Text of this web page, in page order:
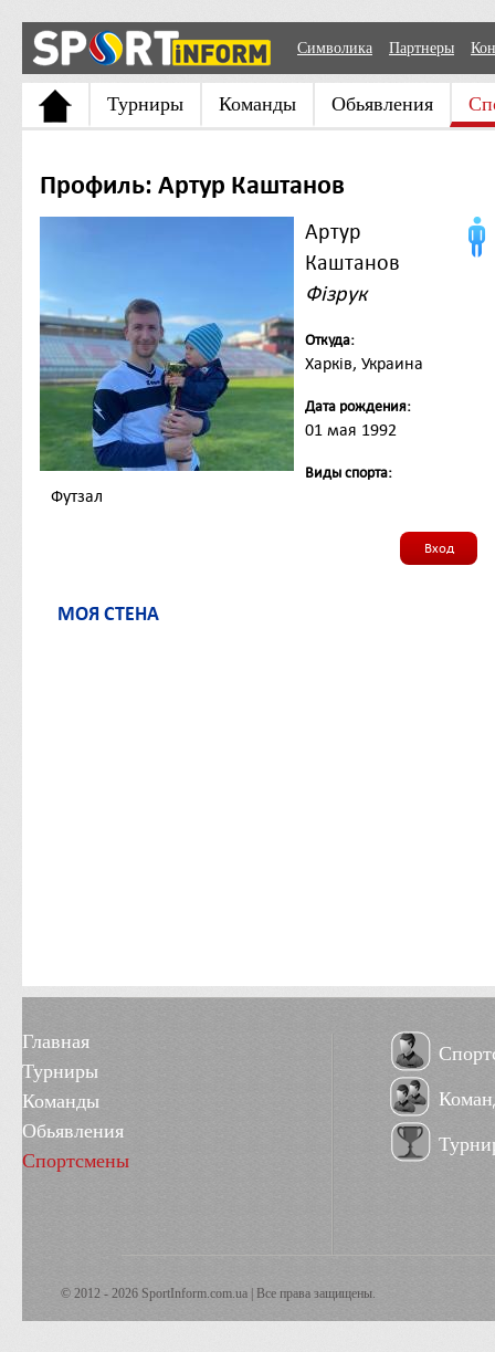
Символика Партнеры
Турниры Команды Обьявления
Профиль: Артур Каштанов
Артур
Каштанов
Фізрук
Откуда:
Харків, Украина
Дата рождения:
01 мая 1992
Виды спорта:
Футзал
Вход
МОЯ СТЕНА
Главная
Турниры
Команды
Обьявления
Спортсмены
© 2012 - 2026 SportInform.com.ua | Все права защищены.